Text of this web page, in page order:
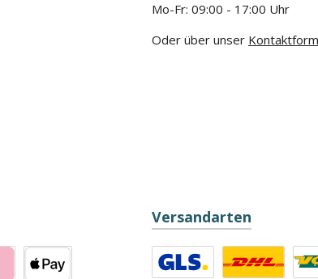
Mo-Fr: 09:00 - 17:00 Uhr
Oder über unser
Versandarten